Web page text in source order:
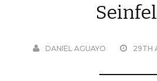
DANIEL AGUAYO 29TH